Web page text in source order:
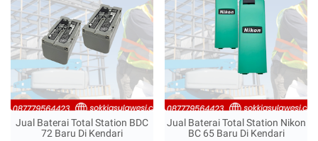
Jual Baterai Total Station BDC
72 Baru Di Kendari
Jual Baterai Total Station Nikon
BC 65 Baru Di Kendari